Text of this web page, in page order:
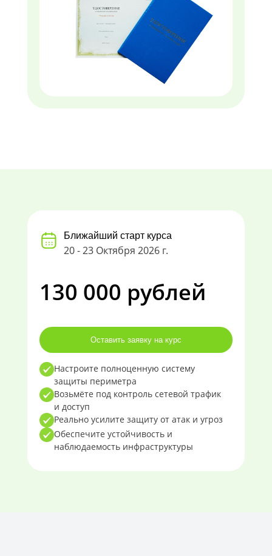
Ближайший старт курса
20 - 23 Октября 2026 г.
130 000 рублей
Оставить заявку на курс
Настроите полноценную систему
защиты периметра
Возьмёте под контроль сетевой трафик
и доступ
Реально усилите защиту от атак и угроз
Обеспечите устойчивость и
наблюдаемость инфраструктуры